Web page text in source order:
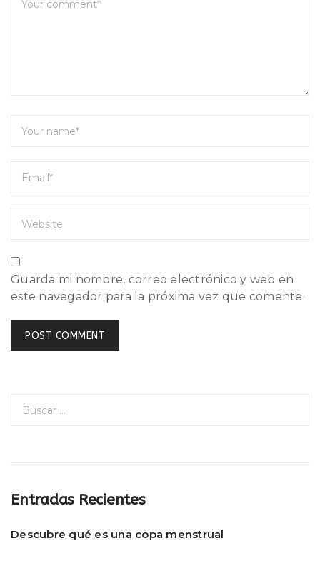
Guarda mi nombre, correo electrónico y web en
este navegador para la próxima vez que comente.
:Entradas Recientes
Descubre qué es una copa menstrual